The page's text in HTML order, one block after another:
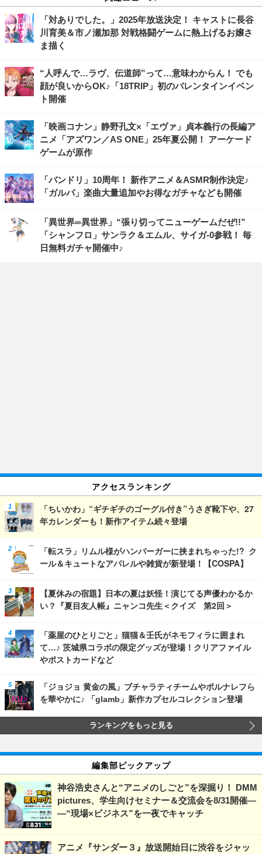
「対ありでした。」2025年放送決定！ キャストに長谷
川育美＆市ノ瀬加那 対戦格闘ゲームに熱上げるお嬢さ
ま描く
“人呼んで…ラヴ、伝道師”って…意味わからん！ でも
顔が良いからOK♪「18TRIP」初のバレンタインイベン
ト開催
「映画コナン」静野孔文×「エヴァ」貞本義行の長編ア
ニメ「アズワン／AS ONE」25年夏公開！ アーケード
ゲームが原作
「バンドリ」10周年！ 新作アニメ＆ASMR制作決定♪
「ガルパ」楽曲大量追加やお得なガチャなども開催
「異世界∞異世界」“張り切ってニューゲームだぜ!!”
「シャンフロ」サンラク＆エムル、サイガ-0参戦！ 毎
日無料ガチャ開催中♪
アクセスランキング
「ちいかわ」“ギチギチのゴーグル付き”うさぎ靴下や、27
年カレンダーも！新作アイテム続々登場
「転スラ」リムル様がハンバーガーに挟まれちゃった!? ク
ール＆キュートなアパレルや雑貨が新登場！【COSPA】
【夏休みの宿題】日本の夏は妖怪！演じてる声優わかるか
い？『夏目友人帳』ニャンコ先生＜クイズ 第2回＞
「薬屋のひとりごと」猫猫＆壬氏がネモフィラに囲まれ
て…♪ 茨城県コラボの限定グッズが登場！クリアファイル
やポストカードなど
「ジョジョ 黄金の風」ブチャラティチームやポルナレフら
を華やかに♪ 「glamb」新作カプセルコレクション登場
ランキングをもっと見る
編集部ピックアップ
神谷浩史さんと“アニメのしごと”を深掘り！ DMM
pictures、学生向けセミナー＆交流会を8/31開催―
―“現場×ビジネス”を一夜でキャッチ
アニメ『サンダー３』放送開始日に渋谷をジャッ